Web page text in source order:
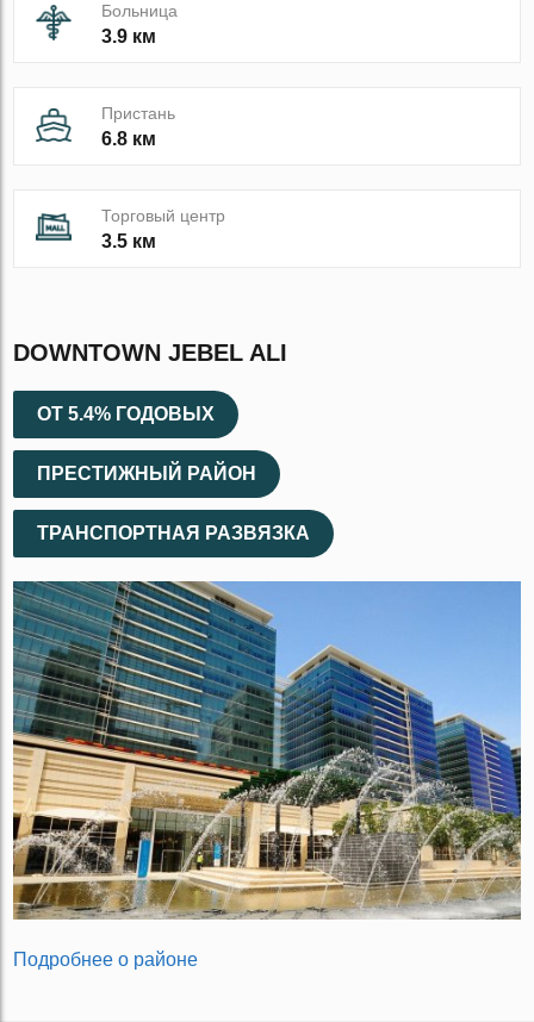
Больница
3.9 км
Пристань
6.8 км
Торговый центр
3.5 км
DOWNTOWN JEBEL ALI
ОТ 5.4% ГОДОВЫХ
ПРЕСТИЖНЫЙ РАЙОН
ТРАНСПОРТНАЯ РАЗВЯЗКА
Подробнее о районе